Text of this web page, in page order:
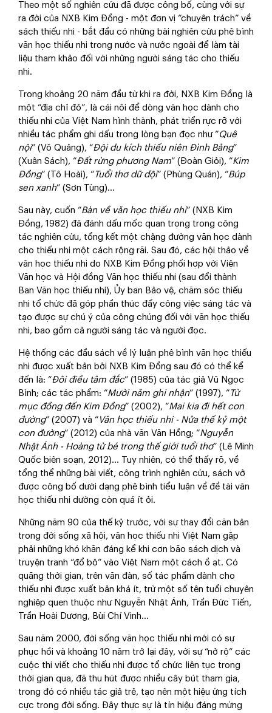
Theo một số nghiên cứu đã được công bố, cùng với sự
ra đời của NXB Kim Đồng - một đơn vị “chuyên trách” về
sách thiếu nhi - bắt đầu có những bài nghiên cứu phê bình
văn học thiếu nhi trong nước và nước ngoài để làm tài
liệu tham khảo đối với những người sáng tác cho thiếu
nhi.
Trong khoảng 20 năm đầu từ khi ra đời, NXB Kim Đồng là
một “địa chỉ đỏ”, là cái nôi để dòng văn học dành cho
thiếu nhi của Việt Nam hình thành, phát triển rực rỡ với
nhiều tác phẩm ghi dấu trong lòng bạn đọc như “Quê
nội” (Võ Quảng), “Đội du kích thiếu niên Đình Bảng”
(Xuân Sách), “Đất rừng phương Nam” (Đoàn Giỏi), “Kim
Đồng” (Tô Hoài), “ Tuổi thơ dữ dội” (Phùng Quán), “Búp
sen xanh” (Sơn Tùng)...
Sau này, cuốn “Bàn về văn học thiếu nhi” (NXB Kim
Ðồng, 1982) đã đánh dấu mốc quan trọng trong công
tác nghiên cứu, tổng kết một chặng đường văn học dành
cho thiếu nhi một cách rộng rãi. Sau đó, các hội thảo về
văn học thiếu nhi do NXB Kim Ðồng phối hợp với Viện
Văn học và Hội đồng Văn học thiếu nhi (sau đổi thành
Ban Văn học thiếu nhi), Ủy ban Bảo vệ, chăm sóc thiếu
nhi tổ chức đã góp phần thúc đẩy công việc sáng tác và
tạo được sự chú ý của công chúng đối với văn học thiếu
nhi, bao gồm cả người sáng tác và người đọc.
Hệ thống các đầu sách về lý luận phê bình văn học thiếu
nhi được xuất bản bởi NXB Kim Đồng sau đó có thể kể
đến là: “Đôi điều tâm đắc” (1985) của tác giả Vũ Ngọc
Bình; các tác phẩm: “Mười năm ghi nhận” (1997), “ Từ
mục đồng đến Kim Đồng” (2002), “Mai kia đi hết con
đường” (2007) và “ Văn học thiếu nhi - Nửa thế kỷ một
con đường” (2012) của nhà văn Văn Hồng; “Nguyễn
Nhật Ánh - Hoàng tử bé trong thế giới tuổi thơ” (Lê Minh
Quốc biên soạn, 2012)... Tuy nhiên, có thể thấy rõ, về
tổng thể những bài viết, công trình nghiên cứu, sách vở
được công bố dưới dạng phê bình tiểu luận về đề tài văn
học thiếu nhi dường còn quá ít ỏi.
Những năm 90 của thế kỷ trước, với sự thay đổi căn bản
trong đời sống xã hội, văn học thiếu nhi Việt Nam gặp
phải những khó khăn đáng kể khi cơn bão sách dịch và
truyện tranh “đổ bộ” vào Việt Nam một cách ồ ạt. Có
quãng thời gian, trên văn đàn, số tác phẩm dành cho
thiếu nhi được xuất bản khá ít, trừ một số tên tuổi chuyên
nghiệp quen thuộc như Nguyễn Nhật Ánh, Trần Đức Tiến,
Trần Hoài Dương, Bùi Chí Vinh...
Sau năm 2000, đời sống văn học thiếu nhi mới có sự
phục hồi và khoảng 10 năm trở lại đây, với sự “nở rộ” các
cuộc thi viết cho thiếu nhi được tổ chức liên tục trong
thời gian qua, đã thu hút được nhiều cây bút tham gia,
trong đó có nhiều tác giả trẻ, tạo nên một hiệu ứng tích
cực trong đời sống. Đây thực sự là tín hiệu đáng mừng